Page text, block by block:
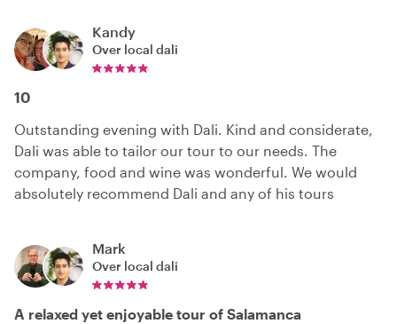
Kandy
Over local dali
10
Outstanding evening with Dali. Kind and considerate,
Dali was able to tailor our tour to our needs. The
company, food and wine was wonderful. We would
absolutely recommend Dali and any of his tours
Mark
Over local dali
A relaxed yet enjoyable tour of Salamanca